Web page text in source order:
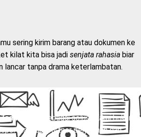
sering kirim barang atau dokumen ke
kilat kita bisa jadi senjata rahasia biar
lancar tanpa drama keterlambatan.
hadir sebagai solusi. Kami bukan
tapi partner perjalanan dan